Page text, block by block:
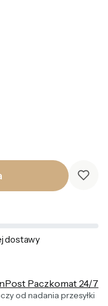
dostawy
Paczkomat 24/7
od nadania przesyłki